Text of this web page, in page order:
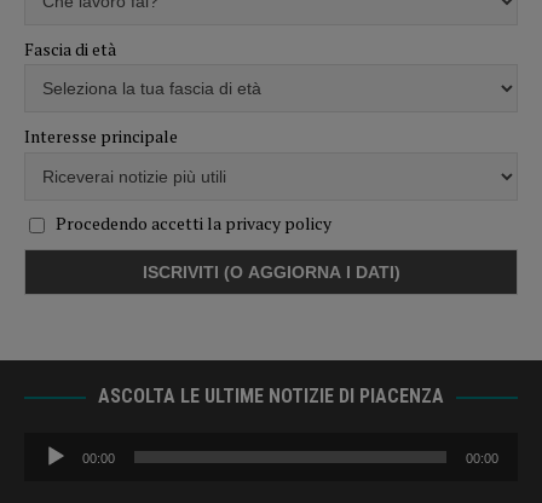
Fascia di età
Interesse principale
Procedendo accetti la privacy policy
ASCOLTA LE ULTIME NOTIZIE DI PIACENZA
Audio
Player
00:00 00:00